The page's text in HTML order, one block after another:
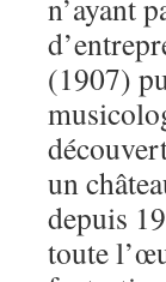
n’ayant
(1907)
un
depuis
toute